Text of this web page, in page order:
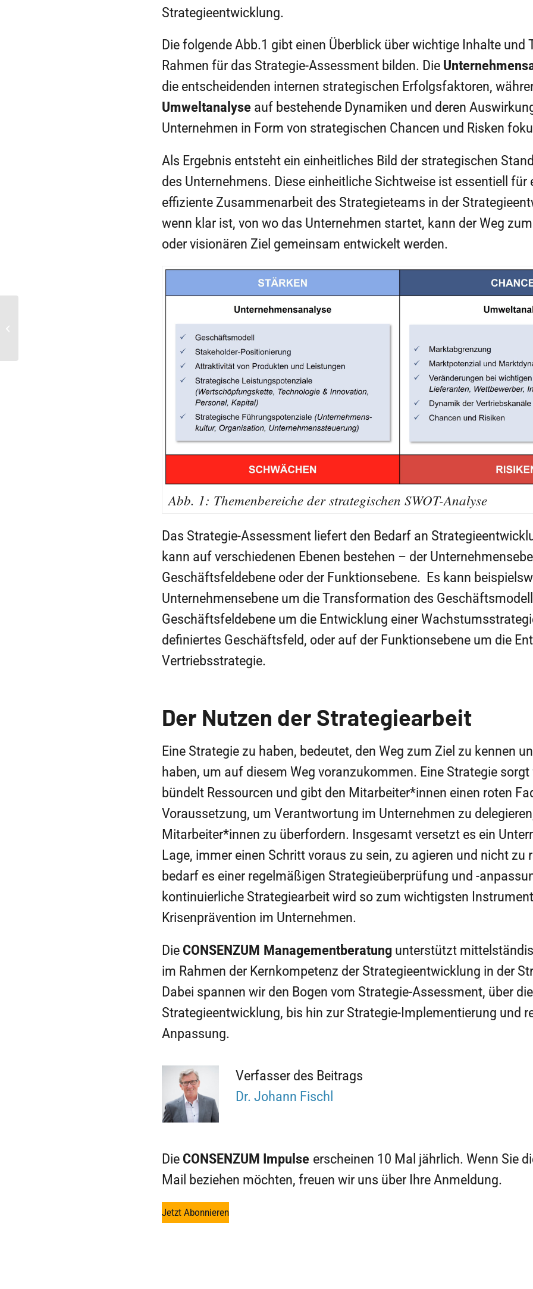
Strategieentwicklung.
Die folgende Abb.1 gibt einen Überblick über wichtige Inhalte und
Rahmen für das Strategie-Assessment bilden. Die
die entscheidenden internen strategischen Erfolgsfaktoren,
Umweltanalyse auf bestehende Dynamiken und deren
Unternehmen in Form von strategischen Chancen und Risken
Als Ergebnis entsteht ein einheitliches Bild der strategischen
des Unternehmens. Diese einheitliche Sichtweise ist essentiell für
effiziente Zusammenarbeit des Strategieteams in der
wenn klar ist, von wo das Unternehmen startet, kann der Weg
oder visionären Ziel gemeinsam entwickelt werden.
Abb. 1: Themenbereiche der strategischen SWOT-Analyse
Das Strategie-Assessment liefert den Bedarf an
kann auf verschiedenen Ebenen bestehen – der
Geschäftsfeldebene oder der Funktionsebene. Es kann
Unternehmensebene um die Transformation des
Geschäftsfeldebene um die Entwicklung einer
definiertes Geschäftsfeld, oder auf der Funktionsebene um die
Vertriebsstrategie.
Der Nutzen der Strategiearbeit
Eine Strategie zu haben, bedeutet, den Weg zum Ziel zu kennen
haben, um auf diesem Weg voranzukommen. Eine Strategie
bündelt Ressourcen und gibt den Mitarbeiter*innen einen roten
Voraussetzung, um Verantwortung im Unternehmen zu
Mitarbeiter*innen zu überfordern. Insgesamt versetzt es ein
Lage, immer einen Schritt voraus zu sein, zu agieren und nicht zu
bedarf es einer regelmäßigen Strategieüberprüfung und -
kontinuierliche Strategiearbeit wird so zum wichtigsten
Krisenprävention im Unternehmen.
Die CONSENZUM Managementberatung unterstützt
im Rahmen der Kernkompetenz der Strategieentwicklung in der
Dabei spannen wir den Bogen vom Strategie-Assessment, über die
Strategieentwicklung, bis hin zur Strategie-Implementierung und
Anpassung.
Verfasser des Beitrags
Dr. Johann Fischl
Die CONSENZUM Impulse erscheinen 10 Mal jährlich. Wenn Sie
Mail beziehen möchten, freuen wir uns über Ihre Anmeldung.
Jetzt Abonnieren